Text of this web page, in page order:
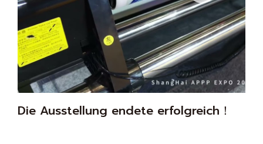
Die Ausstellung endete erfolgreich！